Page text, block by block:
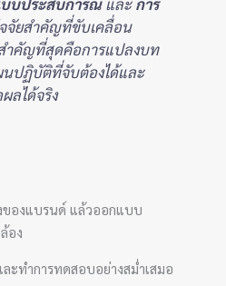
จัยสำคัญที่ขับเคลื่อน
ำคัญที่สุดคือการแปลงบท
นปฏิบัติที่จับต้องได้และ
ลได้จริง
ของแบรนด์ แล้วออกแบบ
อง
ะทำการทดสอบอย่างสม่ำเสมอ